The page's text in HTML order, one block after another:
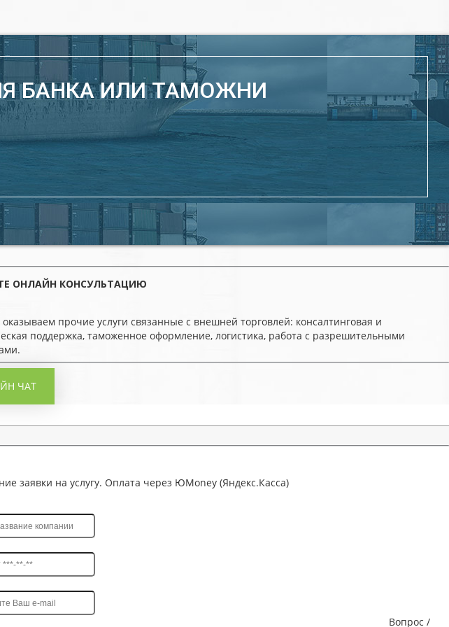
БАНКА ИЛИ ТАМОЖНИ
ОНЛАЙН КОНСУЛЬТАЦИЮ
прочие услуги связанные с внешней торговлей: консалтинговая и
поддержка, таможенное оформление, логистика, работа с разрешительными
ЧАТ
заявки на услугу. Оплата через ЮMoney (Яндекс.Касса)
Вопрос /